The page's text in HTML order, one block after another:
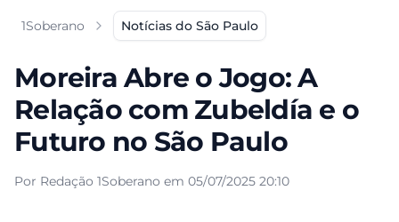
1Soberano Notícias do São Paulo
Moreira Abre o Jogo: A
Relação com Zubeldía e o
Futuro no São Paulo
Por Redação 1Soberano em 05/07/2025 20:10